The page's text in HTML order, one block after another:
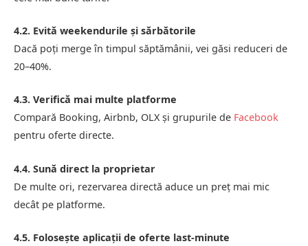
4.2. Evită weekendurile și sărbătorile
Dacă poți merge în timpul săptămânii, vei găsi reduceri de
20–40%.
4.3. Verifică mai multe platforme
Compară Booking, Airbnb, OLX și grupurile de Facebook
pentru oferte directe.
4.4. Sună direct la proprietar
De multe ori, rezervarea directă aduce un preț mai mic
decât pe platforme.
4.5. Folosește aplicații de oferte last-minute